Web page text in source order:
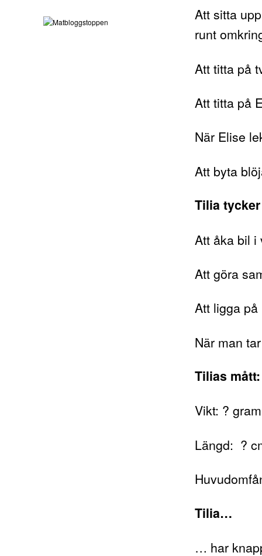
Att sitta
runt
Att titta på
Att titta på
När Elise
Att byta
Tilia
Att åka bil i
Att göra
Att ligga
När man
Tilias mått:
Vikt: ? gram
Längd: ?
Tilia…
… har